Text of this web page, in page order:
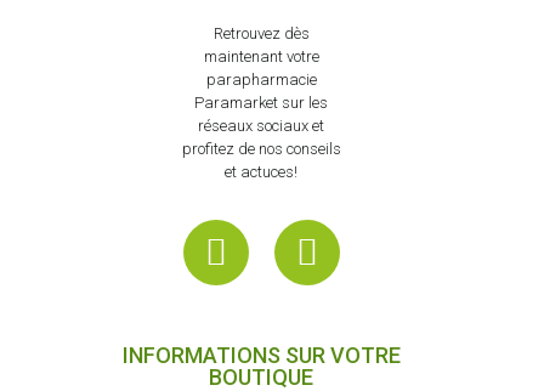
Retrouvez dès
maintenant votre
parapharmacie
Paramarket sur les
réseaux sociaux et
profitez de nos conseils
et actuces!
INFORMATIONS SUR VOTRE
BOUTIQUE